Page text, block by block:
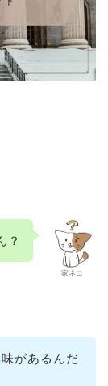
家ネコ
？
があるんだ